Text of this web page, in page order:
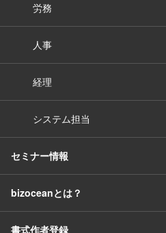
労務
人事
経理
システム担当
セミナー情報
bizoceanとは？
書式作者登録